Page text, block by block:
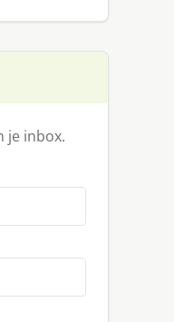
je inbox.